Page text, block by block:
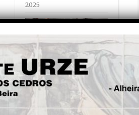
2025
“A nossa aposta é no
turismo, agricultura e
qualidade de vida…”
14 de Dezembro de
2023